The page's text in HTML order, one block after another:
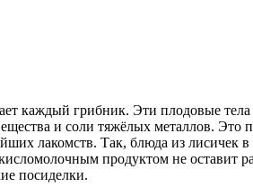
каждый грибник. Эти плодовые
и соли тяжёлых металлов. Это
лакомств. Так, блюда из лисичек
продуктом не оставит
посиделки.